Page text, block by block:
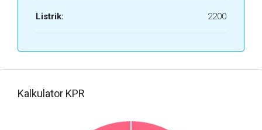
Listrik: 2200
Kalkulator KPR